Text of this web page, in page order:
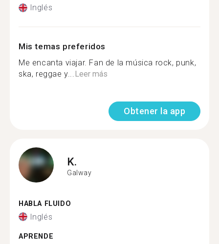
Inglés
Mis temas preferidos
Me encanta viajar. Fan de la música rock, punk,
ska, reggae y...Leer más
Obtener la app
K.
Galway
HABLA FLUIDO
Inglés
APRENDE